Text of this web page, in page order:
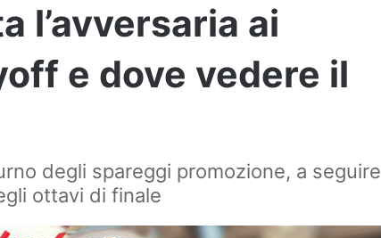
l’avversaria ai
e dove vedere il
degli spareggi promozione, a seguire
ottavi di finale